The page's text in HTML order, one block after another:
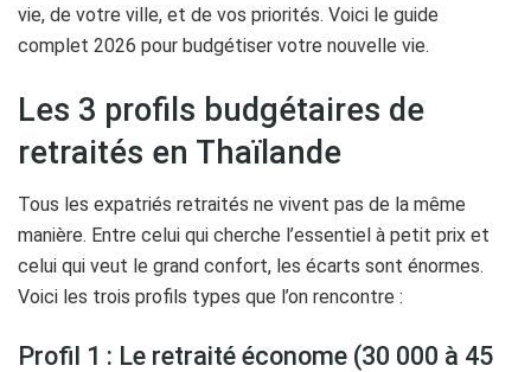
vie, de votre ville, et de vos priorités. Voici le guide
complet 2026 pour budgétiser votre nouvelle vie.
Les 3 profils budgétaires de
retraités en Thaïlande
Tous les expatriés retraités ne vivent pas de la même
manière. Entre celui qui cherche l’essentiel à petit prix et
celui qui veut le grand confort, les écarts sont énormes.
Voici les trois profils types que l’on rencontre :
Profil 1 : Le retraité économe (30 000 à 45